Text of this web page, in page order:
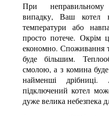
При неправильному
випадку, Ваш котел
температури або
просто потече. Окрім
економно. Споживання
буде більшим.
смолою, а з комина
найменші дрібниці.
підключений котел
дуже велика небезпека